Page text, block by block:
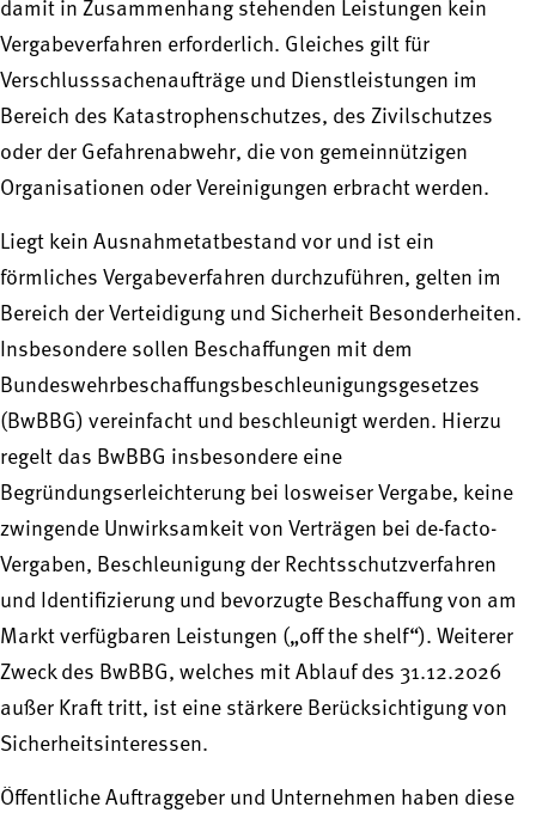
damit in Zusammenhang stehenden Leistungen kein
Vergabeverfahren erforderlich. Gleiches gilt für
Verschlusssachenaufträge und Dienstleistungen im
Bereich des Katastrophenschutzes, des Zivilschutzes
oder der Gefahrenabwehr, die von gemeinnützigen
Organisationen oder Vereinigungen erbracht werden.
Liegt kein Ausnahmetatbestand vor und ist ein
förmliches Vergabeverfahren durchzuführen, gelten im
Bereich der Verteidigung und Sicherheit Besonderheiten.
Insbesondere sollen Beschaffungen mit dem
Bundeswehrbeschaffungsbeschleunigungsgesetzes
(BwBBG) vereinfacht und beschleunigt werden. Hierzu
regelt das BwBBG insbesondere eine
Begründungserleichterung bei losweiser Vergabe, keine
zwingende Unwirksamkeit von Verträgen bei de-facto-
Vergaben, Beschleunigung der Rechtsschutzverfahren
und Identifizierung und bevorzugte Beschaffung von am
Markt verfügbaren Leistungen („off the shelf“). Weiterer
Zweck des BwBBG, welches mit Ablauf des 31.12.2026
außer Kraft tritt, ist eine stärkere Berücksichtigung von
Sicherheitsinteressen.
Öffentliche Auftraggeber und Unternehmen haben diese